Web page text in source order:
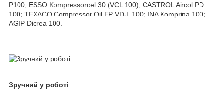
P100; ESSO Kompressoroel 30 (VCL 100); CASTROL Aircol PD
100; TEXACO Compressor Oil EP VD-L 100; INA Komprina 100;
AGIP Dicrea 100.
Зручний у роботі